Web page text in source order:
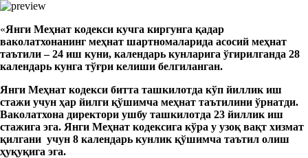
«Янги Меҳнат кодекси кучга киргунга қадар
ваколатхонанинг меҳнат шартномаларида асосий меҳнат
таътили – 24 иш куни, календарь кунларига ўгирилганда 28
календарь кунга тўғри келиши белгиланган.
Янги Меҳнат кодекси битта ташкилотда кўп йиллик иш
стажи учун ҳар йилги қўшимча меҳнат таътилини ўрнатди.
Ваколатхона директори ушбу ташкилотда 23 йиллик иш
стажига эга. Янги Меҳнат кодексига кўра у узоқ вақт хизмат
қилгани учун 8 календарь кунлик қўшимча таътил олиш
ҳуқуқига эга.